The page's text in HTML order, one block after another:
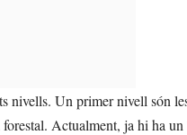
nivells. Un primer nivell són
Actualment, ja hi ha